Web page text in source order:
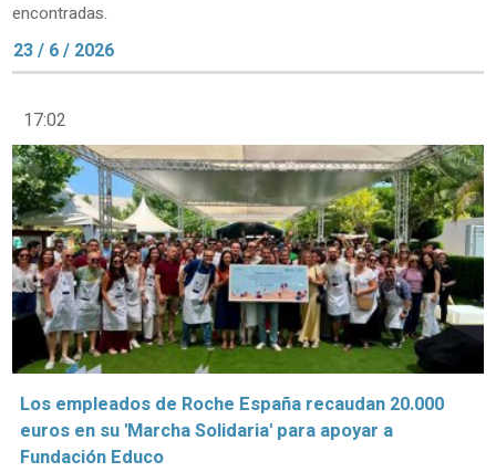
encontradas.
23 / 6 / 2026
17:02
Los empleados de Roche España recaudan 20.000
euros en su 'Marcha Solidaria' para apoyar a
Fundación Educo